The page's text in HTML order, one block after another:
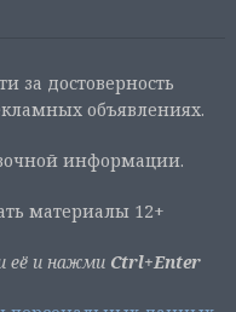
за достоверность
объявлениях.
информации.
материалы 12+
её и нажми Ctrl+Enter